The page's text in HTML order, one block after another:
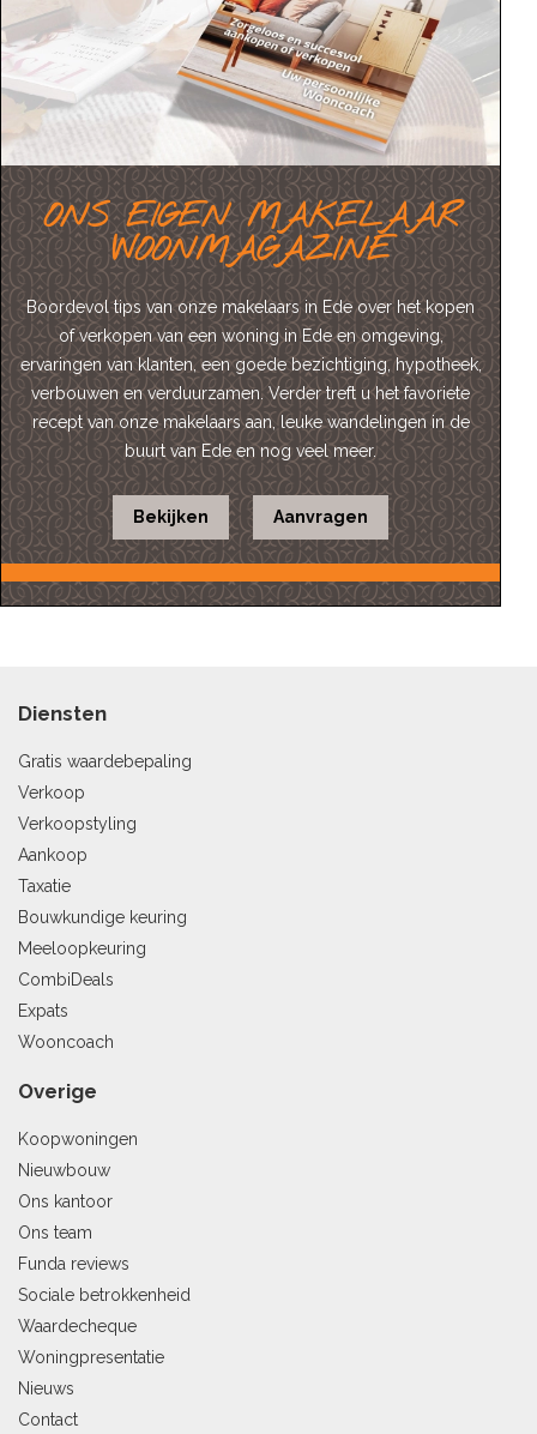
ONS EIGEN MAKELAAR
WOONMAGAZINE
Boordevol tips van onze makelaars in Ede over het kopen
of verkopen van een woning in Ede en omgeving,
ervaringen van klanten, een goede bezichtiging, hypotheek,
verbouwen en verduurzamen. Verder treft u het favoriete
recept van onze makelaars aan, leuke wandelingen in de
buurt van Ede en nog veel meer.
Bekijken Aanvragen
Diensten
Gratis waardebepaling
Verkoop
Verkoopstyling
Aankoop
Taxatie
Bouwkundige keuring
Meeloopkeuring
CombiDeals
Expats
Wooncoach
Overige
Koopwoningen
Nieuwbouw
Ons kantoor
Ons team
Funda reviews
Sociale betrokkenheid
Waardecheque
Woningpresentatie
Nieuws
Contact